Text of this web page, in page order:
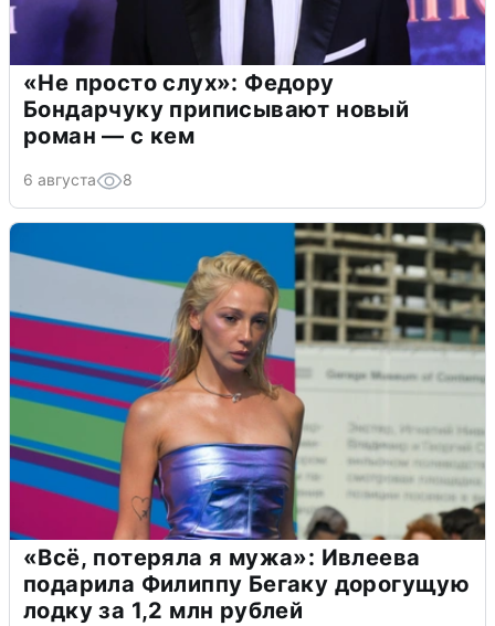
«Не просто слух»: Федору
Бондарчуку приписывают новый
роман — с кем
6 августа 8
«Всё, потеряла я мужа»: Ивлеева
подарила Филиппу Бегаку дорогущую
лодку за 1,2 млн рублей